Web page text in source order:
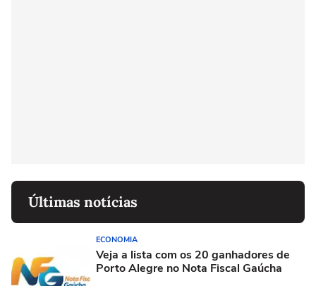
Últimas notícias
ECONOMIA
Veja a lista com os 20 ganhadores de
Porto Alegre no Nota Fiscal Gaúcha